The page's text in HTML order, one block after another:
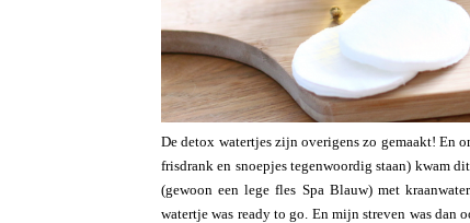
De detox watertjes zijn overigens zo gemaakt! En
frisdrank en snoepjes tegenwoordig staan) kwam
(gewoon een lege fles Spa Blauw) met
watertje was ready to go. En mijn streven was dan